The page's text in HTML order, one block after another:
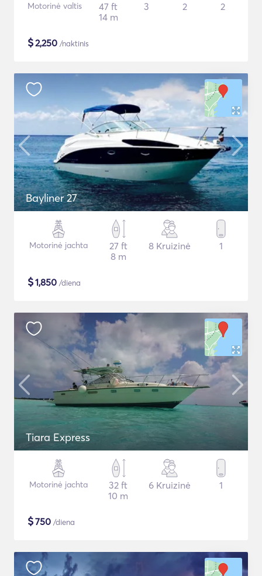
Motorinė valtis
47 ft
14 m
3 2 2
$2,250 /naktinis
Bayliner 27
Motorinė jachta
27 ft
8 m
8 Kruizinė 1
$1,850 /diena
Tiara Express
Motorinė jachta
32 ft
10 m
6 Kruizinė 1
$750 /diena